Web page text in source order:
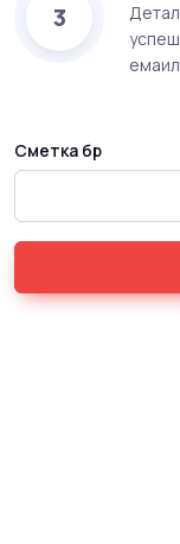
3
емаил
Сметка бр